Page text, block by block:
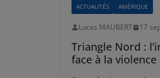
ACTUALITÉS AMÉRIQUE
Lucas MAUBERT 17
Triangle Nord :
face à la violence